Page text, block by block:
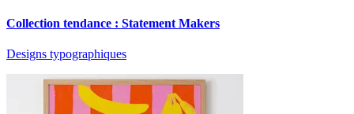
Collection tendance : Statement Makers
Designs typographiques